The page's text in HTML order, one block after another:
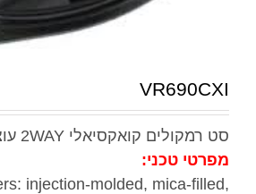
VR690CXI
סט רמקולים קואקסיאלי 2WAY עוצמה 80 וואט "6.9
מפרטי טכני:
injection-molded, mica-filled,